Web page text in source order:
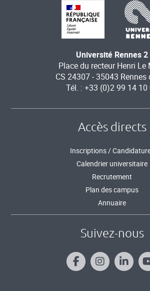
Université Rennes 2
Place du recteur Henri Le
CS 24307 - 35043 Rennes
Tél. : +33 (0)2 99 14 10
Accès directs
Inscriptions /
Calendrier universitaire
Recrutement
Plan des campus
Annuaire
Suivez-nous